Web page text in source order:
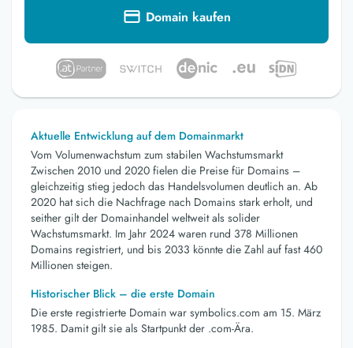
Domain kaufen
Aktuelle Entwicklung auf dem Domainmarkt
Vom Volumenwachstum zum stabilen Wachstumsmarkt
Zwischen 2010 und 2020 fielen die Preise für Domains –
gleichzeitig stieg jedoch das Handelsvolumen deutlich an. Ab
2020 hat sich die Nachfrage nach Domains stark erholt, und
seither gilt der Domainhandel weltweit als solider
Wachstumsmarkt. Im Jahr 2024 waren rund 378 Millionen
Domains registriert, und bis 2033 könnte die Zahl auf fast 460
Millionen steigen.
Historischer Blick – die erste Domain
Die erste registrierte Domain war symbolics.com am 15. März
1985. Damit gilt sie als Startpunkt der .com-Ära.